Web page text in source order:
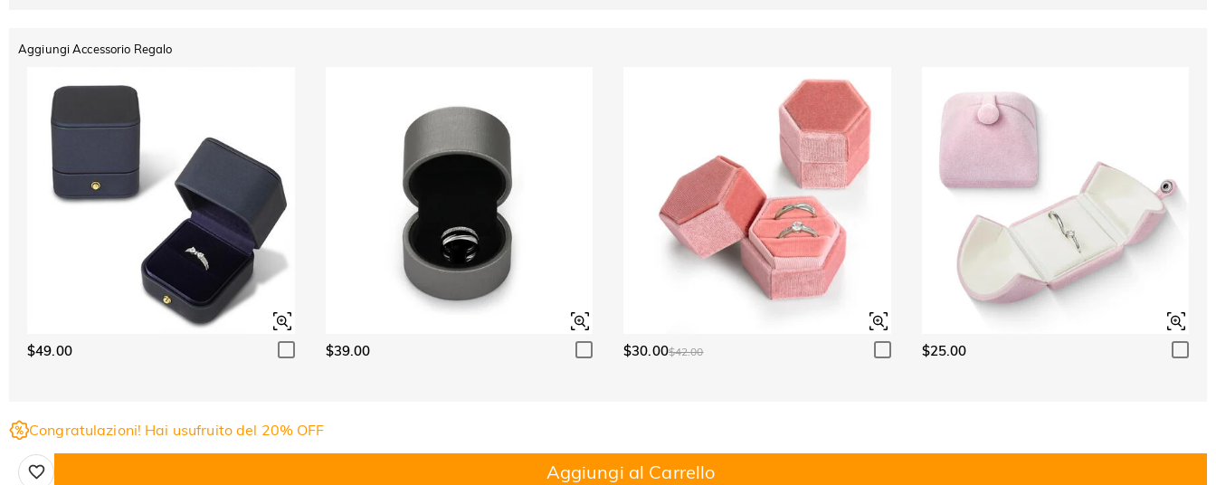
Aggiungi Accessorio Regalo
$49.00 $39.00 $30.00$42.00 $25.00
Congratulazioni! Hai usufruito del 20% OFF
Aggiungi al Carrello